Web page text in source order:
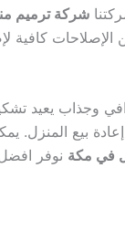
شركة ترميم
كافية
وجذاب يعيد
بيع المنزل.
في مكة نوفر